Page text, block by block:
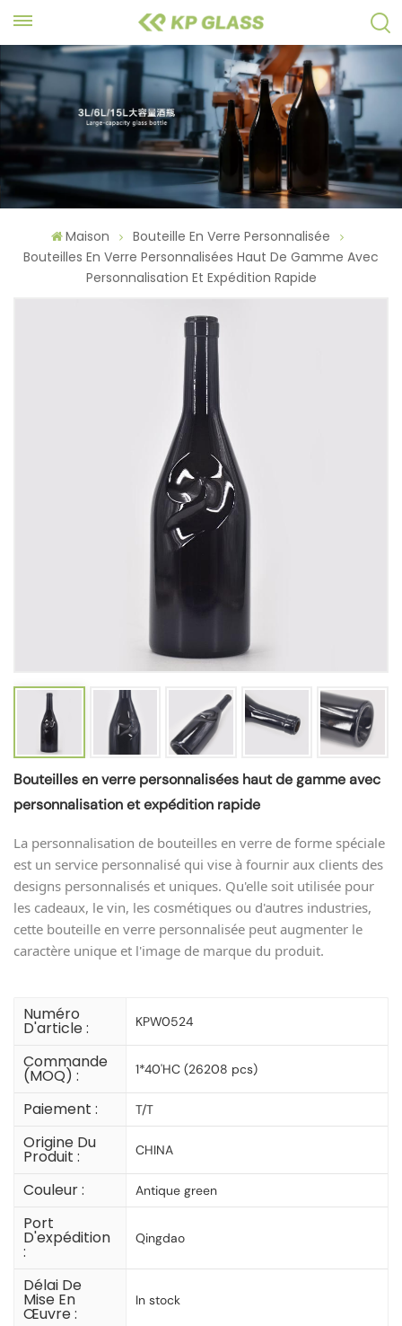
Maison
Bouteille En Verre Personnalisée
Bouteilles En Verre Personnalisées Haut De Gamme Avec
Personnalisation Et Expédition Rapide
Bouteilles en verre personnalisées haut de gamme avec
personnalisation et expédition rapide
La personnalisation de bouteilles en verre de forme spéciale
est un service personnalisé qui vise à fournir aux clients des
designs personnalisés et uniques. Qu'elle soit utilisée pour
les cadeaux, le vin, les cosmétiques ou d'autres industries,
cette bouteille en verre personnalisée peut augmenter le
caractère unique et l'image de marque du produit.
Numéro
D'article : KPW0524
Commande
(MOQ) : 1*40'HC (26208 pcs)
Paiement : T/T
Origine Du
Produit : CHINA
Couleur : Antique green
Port
D'expédition
:
Qingdao
Délai De
Mise En
Œuvre :
In stock